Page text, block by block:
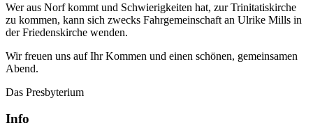
Wer aus Norf kommt und Schwierigkeiten hat, zur Trinitatiskirche
zu kommen, kann sich zwecks Fahrgemeinschaft an Ulrike Mills in
der Friedenskirche wenden.
Wir freuen uns auf Ihr Kommen und einen schönen, gemeinsamen
Abend.
Das Presbyterium
Info